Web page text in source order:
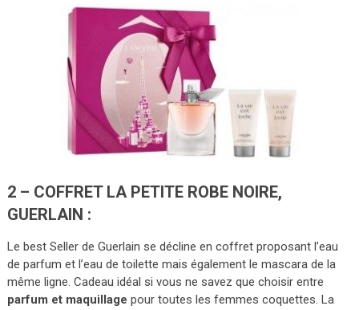
2 – COFFRET LA PETITE ROBE NOIRE,
GUERLAIN :
Le best Seller de Guerlain se décline en coffret proposant l’eau
de parfum et l’eau de toilette mais également le mascara de la
même ligne. Cadeau idéal si vous ne savez que choisir entre
parfum et maquillage pour toutes les femmes coquettes. La